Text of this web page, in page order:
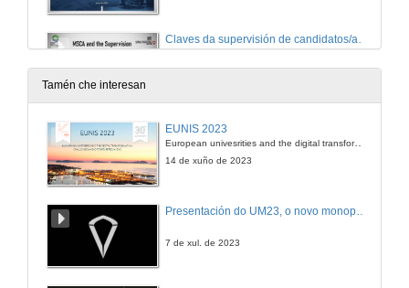
Conferencia
19 de xuño de 2025
Conferencia
Tamén che interesan
EUNIS 2023
European univesrities and the digital transformation: challenges and opportunities ahead
14 de xuño de 2023
7 de xul. de 2023